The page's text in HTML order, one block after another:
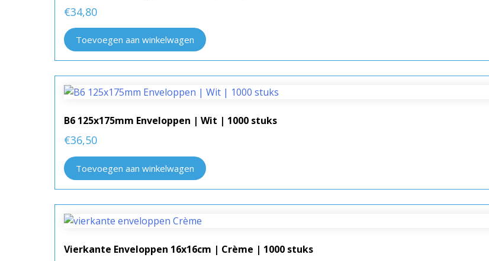
€34,80
Toevoegen aan winkelwagen
B6 125x175mm Enveloppen | Wit | 1000 stuks
€36,50
Toevoegen aan winkelwagen
Vierkante Enveloppen 16x16cm | Crème | 1000 stuks